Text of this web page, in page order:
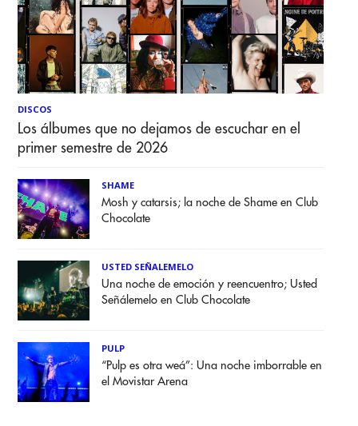
DISCOS
Los álbumes que no dejamos de escuchar en el
primer semestre de 2026
SHAME
Mosh y catarsis; la noche de Shame en Club
Chocolate
USTED SEÑALEMELO
Una noche de emoción y reencuentro; Usted
Señálemelo en Club Chocolate
PULP
“Pulp es otra weá”: Una noche imborrable en
el Movistar Arena